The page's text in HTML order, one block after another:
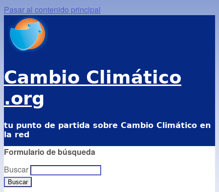
Pasar al contenido principal
Cambio Climático
.org
tu punto de partida sobre Cambio Climático en
la red
Formulario de búsqueda
Buscar